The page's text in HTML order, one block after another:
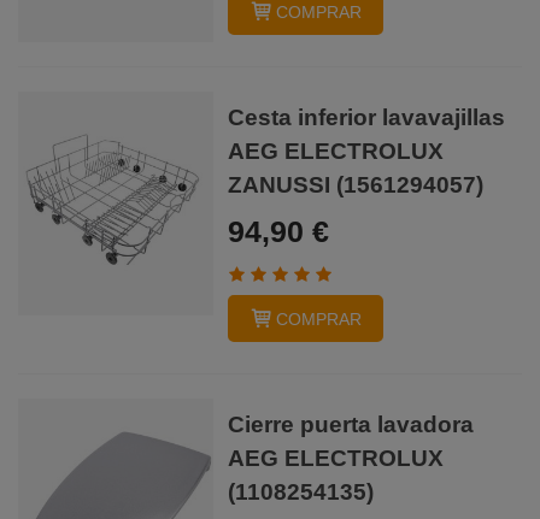
COMPRAR
Cesta inferior lavavajillas
AEG ELECTROLUX
ZANUSSI (1561294057)
94,90 €
COMPRAR
Cierre puerta lavadora
AEG ELECTROLUX
(1108254135)